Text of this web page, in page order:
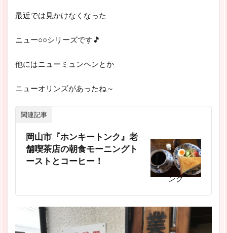
最近では見かけなくなった
ニュー○○シリーズです🎵
他にはニューミュンヘンとか
ニューオリンズがあったね～
関連記事
岡山市『ホンキートンク』老
舗喫茶店の朝食モーニングト
ーストとコーヒー！
スポンサーリ
ンク